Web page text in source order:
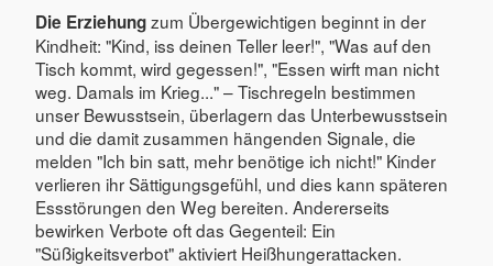
Die Erziehungzum Übergewichtigen beginnt in der
Kindheit: "Kind, iss deinen Teller leer!", "Was auf den
Tisch kommt, wird gegessen!", "Essen wirft man nicht
weg. Damals im Krieg..." – Tischregeln bestimmen
unser Bewusstsein, überlagern das Unterbewusstsein
und die damit zusammen hängenden Signale, die
melden "Ich bin satt, mehr benötige ich nicht!" Kinder
verlieren ihr Sättigungsgefühl, und dies kann späteren
Essstörungen den Weg bereiten. Andererseits
bewirken Verbote oft das Gegenteil: Ein
"Süßigkeitsverbot" aktiviert Heißhungerattacken.